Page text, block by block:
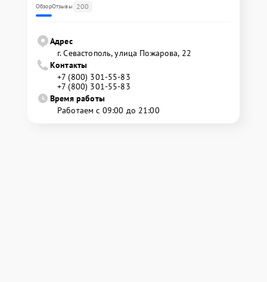
ОбзорОтзывы 200
Адрес
г. Севастополь, улица Пожарова, 22
Контакты
+7 (800) 301-55-83
+7 (800) 301-55-83
Время работы
Работаем с 09:00 до 21:00